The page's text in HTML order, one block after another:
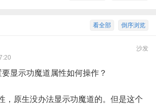
倒序浏览
看全部
沙发
显示功魔道属性如何操作？
，原生没办法显示功魔道的。但是这个